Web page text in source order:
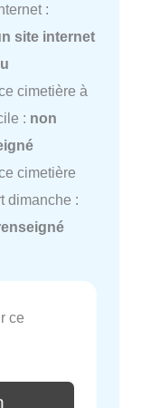
:
site internet
cimetière à
: non
cimetière
dimanche :
ce